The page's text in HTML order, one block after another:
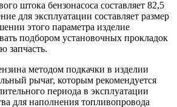
штока бензонасоса составляет 82,5
для эксплуатации составляет размер
этого параметра изделие
подбором установочных прокладок
запчасть.
методом подкачки в изделии
рычаг, которым рекомендуется
периода в эксплуатации
для наполнения топливопровода